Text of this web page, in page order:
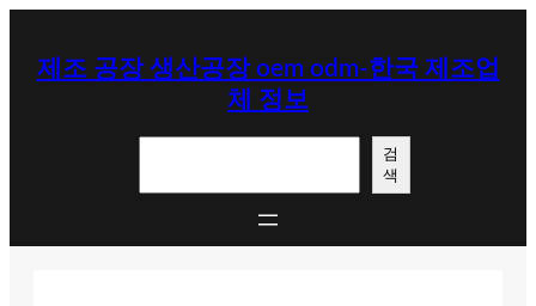
제조 공장 생산공장 oem odm-한국 제조업
체 정보
검
색